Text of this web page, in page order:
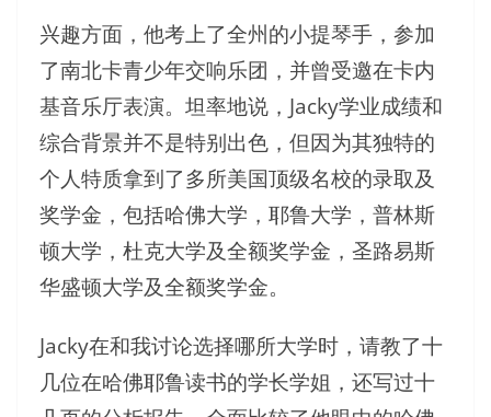
兴趣方面，他考上了全州的小提琴手，参加
了南北卡青少年交响乐团，并曾受邀在卡内
基音乐厅表演。坦率地说，Jacky学业成绩和
综合背景并不是特别出色，但因为其独特的
个人特质拿到了多所美国顶级名校的录取及
奖学金，包括哈佛大学，耶鲁大学，普林斯
顿大学，杜克大学及全额奖学金，圣路易斯
华盛顿大学及全额奖学金。
Jacky在和我讨论选择哪所大学时，请教了十
几位在哈佛耶鲁读书的学长学姐，还写过十